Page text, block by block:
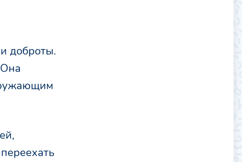
доброты.